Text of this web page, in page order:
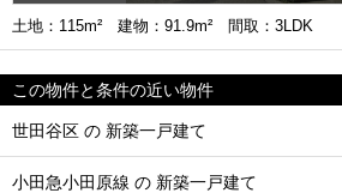
土地：115m² 建物：91.9m² 間取：3LDK
この物件と条件の近い物件
世田谷区 の 新築一戸建て
小田急小田原線 の 新築一戸建て